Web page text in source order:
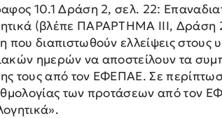
10.1 Δράση 2, σελ. 22:
(βλέπε ΠΑΡΑΡΤΗΜΑ ΙΙΙ, Δράση
διαπιστωθούν ελλείψεις στους
ημερών να αποστείλουν τα
τους από τον ΕΦΕΠΑΕ. Σε
των προτάσεων από τον